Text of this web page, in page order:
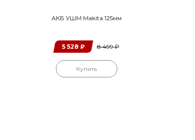
АКБ УШМ Makita 125мм
5 528 ₽ 8 499₽
Купить